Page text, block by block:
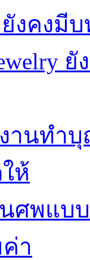
งคงมี
านทำ
ห้
ศพแบ
า